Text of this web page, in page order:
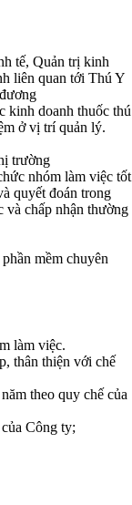
tế, Quản trị kinh
liên quan tới Thú Y
kinh doanh thuốc thú
ở vị trí quản lý.
trường
nhóm làm việc tốt
quyết đoán trong
và chấp nhận thường
mềm chuyên
làm việc.
thân thiện với chế
theo quy chế của
Công ty;